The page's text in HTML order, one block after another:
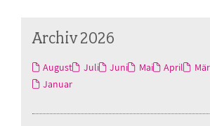
Archiv 2026
August Juli Juni Mai April
Januar